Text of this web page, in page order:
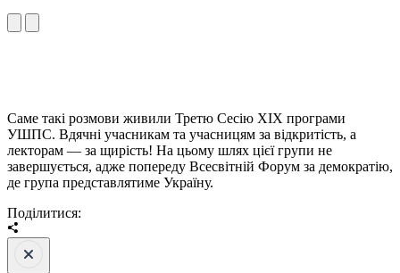
Саме такі розмови живили Третю Сесію XIX програми
УШПС. Вдячні учасникам та учасницям за відкритість, а
лекторам — за щирість! На цьому шлях цієї групи не
завершується, адже попереду Всесвітній Форум за демократію,
де група представлятиме Україну.
Поділитися: